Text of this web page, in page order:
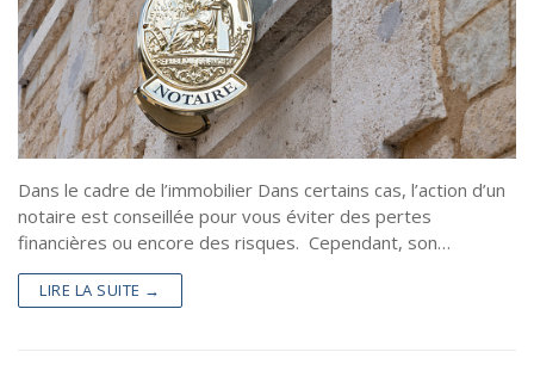
Dans le cadre de l’immobilier Dans certains cas, l’action d’un
notaire est conseillée pour vous éviter des pertes
financières ou encore des risques. Cependant, son…
LIRE LA SUITE →